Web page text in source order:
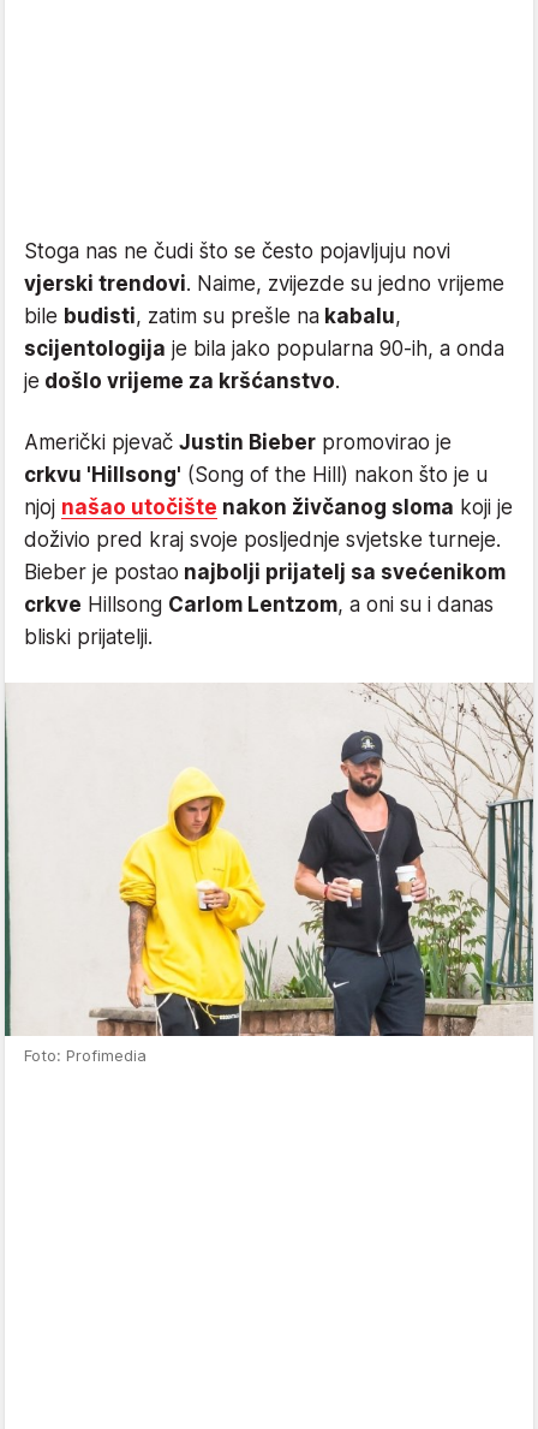
Stoga nas ne čudi što se često pojavljuju novi
vjerski trendovi. Naime, zvijezde su jedno vrijeme
bile budisti, zatim su prešle na kabalu,
scijentologija je bila jako popularna 90-ih, a onda
je došlo vrijeme za kršćanstvo.
Američki pjevač Justin Bieber promovirao je
crkvu 'Hillsong' (Song of the Hill) nakon što je u
njoj našao utočište nakon živčanog sloma koji je
doživio pred kraj svoje posljednje svjetske turneje.
Bieber je postao najbolji prijatelj sa svećenikom
crkve Hillsong Carlom Lentzom, a oni su i danas
bliski prijatelji.
Foto: Profimedia